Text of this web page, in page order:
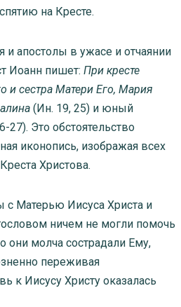
на Кресте.
в ужасе и отчаянии
Иоанн пишет: При кресте
и сестра Матери Его, Мария
(Ин. 19, 25) и юный
27). Это обстоятельство
иконопись, изображая всех
Христова.
Иисуса Христа и
ничем не могли помочь
они молча сострадали Ему,
переживая
к Иисусу Христу оказалась